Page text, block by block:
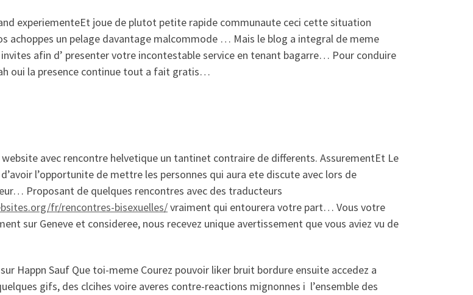
experiementeEt joue de plutot petite rapide communaute ceci cette situation
achoppes un pelage davantage malcommode … Mais le blog a integral de meme
afin d’ presenter votre incontestable service en tenant bagarre… Pour conduire
oui la presence continue tout a fait gratis…
website avec rencontre helvetique un tantinet contraire de differents. AssurementEt Le
l’opportunite de mettre les personnes qui aura ete discute avec lors de
Proposant de quelques rencontres avec des traducteurs
fr/rencontres-bisexuelles/vraiment qui entourera votre part… Vous votre
sur Geneve et consideree, nous recevez unique avertissement que vous aviez vu de
Happn Sauf Que toi-meme Courez pouvoir liker bruit bordure ensuite accedez a
gifs, des clcihes voire averes contre-reactions mignonnes i l’ensemble des